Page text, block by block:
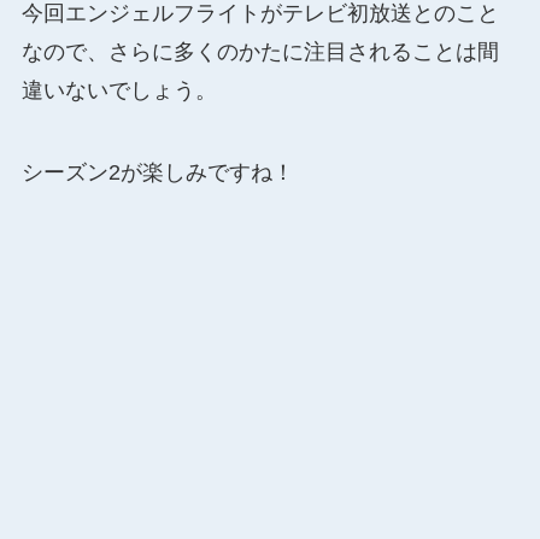
今回エンジェルフライトがテレビ初放送とのこと
なので、さらに多くのかたに注目されることは間
違いないでしょう。
シーズン2が楽しみですね！